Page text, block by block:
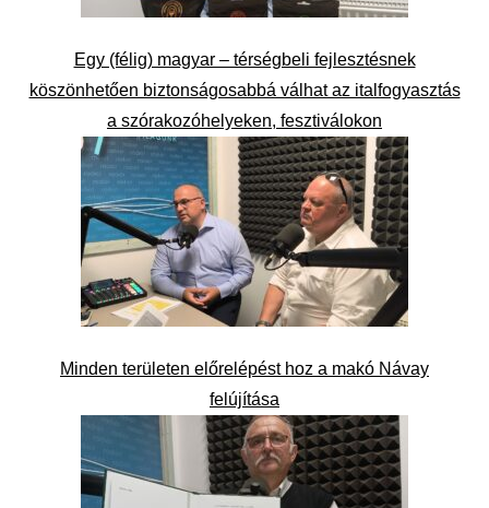
Egy (félig) magyar – térségbeli fejlesztésnek
köszönhetően biztonságosabbá válhat az italfogyasztás
a szórakozóhelyeken, fesztiválokon
Minden területen előrelépést hoz a makó Návay
felújítása